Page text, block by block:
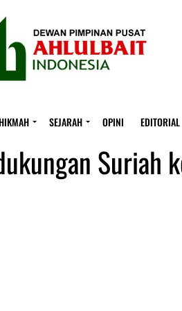
SEJARAH OPINI EDITORIAL
Suriah